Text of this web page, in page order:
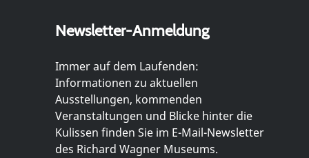
Newsletter-Anmeldung
Immer auf dem Laufenden:
Informationen zu aktuellen
Ausstellungen, kommenden
Veranstaltungen und Blicke hinter die
Kulissen finden Sie im E-Mail-Newsletter
des Richard Wagner Museums.